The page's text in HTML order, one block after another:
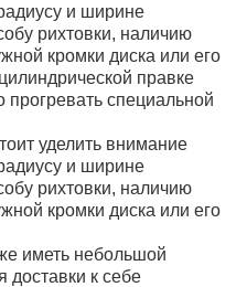
и ширине
рихтовки, наличию
кромки диска или его
правке
прогревать специальной
уделить внимание
и ширине
рихтовки, наличию
кромки диска или его
иметь небольшой
доставки к себе